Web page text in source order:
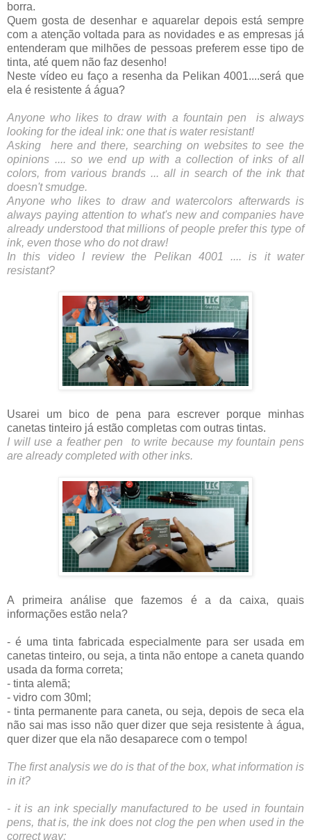
borra.
Quem gosta de desenhar e aquarelar depois está sempre
com a atenção voltada para as novidades e as empresas já
entenderam que milhões de pessoas preferem esse tipo de
tinta, até quem não faz desenho!
Neste vídeo eu faço a resenha da Pelikan 4001....será que
ela é resistente á água?
Anyone who likes to draw with a fountain pen  is always
looking for the ideal ink: one that is water resistant!
Asking  here and there, searching on websites to see the
opinions .... so we end up with a collection of inks of all
colors, from various brands ... all in search of the ink that
doesn't smudge.
Anyone who likes to draw and watercolors afterwards is
always paying attention to what's new and companies have
already understood that millions of people prefer this type of
ink, even those who do not draw!
In this video I review the Pelikan 4001 .... is it water
resistant?
Usarei um bico de pena para escrever porque minhas
canetas tinteiro já estão completas com outras tintas.
I will use a feather pen to write because my fountain pens
are already completed with other inks.
A primeira análise que fazemos é a da caixa, quais
informações estão nela?
- é uma tinta fabricada especialmente para ser usada em
canetas tinteiro, ou seja, a tinta não entope a caneta quando
usada da forma correta;
- tinta alemã;
- vidro com 30ml;
- tinta permanente para caneta, ou seja, depois de seca ela
não sai mas isso não quer dizer que seja resistente à água,
quer dizer que ela não desaparece com o tempo!
The first analysis we do is that of the box, what information is
in it?
- it is an ink specially manufactured to be used in fountain
pens, that is, the ink does not clog the pen when used in the
correct way;